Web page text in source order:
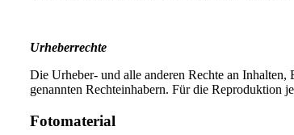
Urheberrechte
Die Urheber- und alle anderen Rechte an
genannten Rechteinhabern. Für die Reproduktion
Fotomaterial